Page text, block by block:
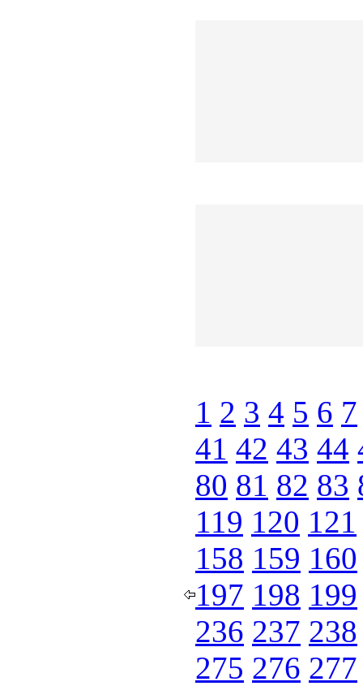
1 2 3 4 5 6 7
41 42 43 44
80 81 82 83
119 120 121
158 159 160
197 198 199
236 237 238
275 276 277